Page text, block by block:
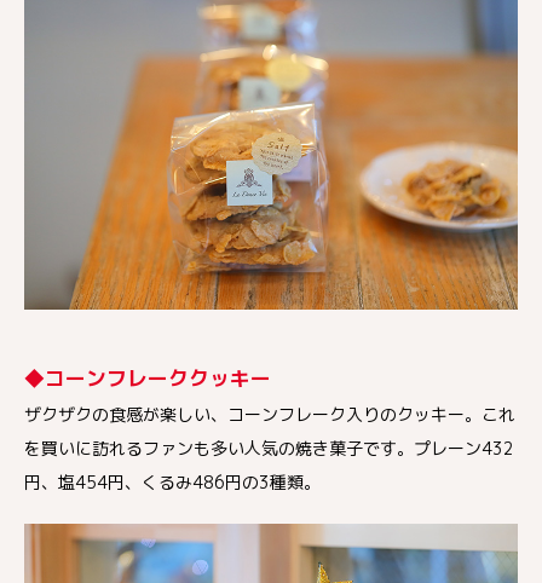
◆コーンフレーククッキー
ザクザクの食感が楽しい、コーンフレーク入りのクッキー。これ
を買いに訪れるファンも多い人気の焼き菓子です。プレーン432
円、塩454円、くるみ486円の3種類。